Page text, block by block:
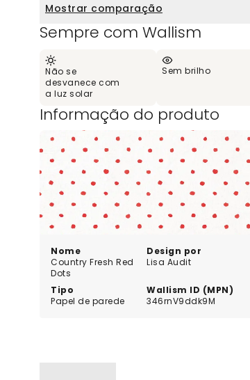
Mostrar comparação
Sempre com Wallism
Não se
desvanece com
a luz solar
Sem brilho
Informação do produto
Nome
Country Fresh Red
Dots
Design por
Lisa Audit
Tipo
Papel de parede
Wallism ID (MPN)
346rnV9ddk9M